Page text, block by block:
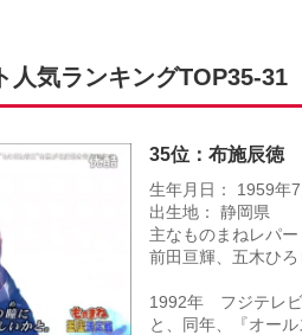
人気ランキングTOP35-31
35位：布施辰徳
生年月日： 1959年
出生地： 静岡県
主なものまねレパー
前田亘輝、五木ひ
1992年 フジテレビ
と、同年、『オー